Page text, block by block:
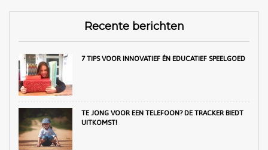
Recente berichten
7 TIPS VOOR INNOVATIEF ÉN EDUCATIEF SPEELGOED
TE JONG VOOR EEN TELEFOON? DE TRACKER BIEDT
UITKOMST!